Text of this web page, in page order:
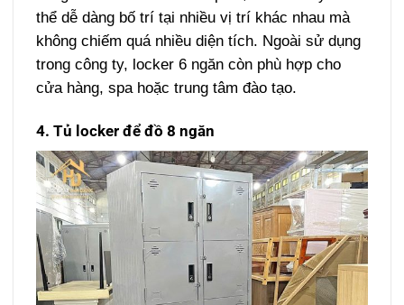
thể dễ dàng bố trí tại nhiều vị trí khác nhau mà
không chiếm quá nhiều diện tích. Ngoài sử dụng
trong công ty, locker 6 ngăn còn phù hợp cho
cửa hàng, spa hoặc trung tâm đào tạo.
4. Tủ locker để đồ 8 ngăn